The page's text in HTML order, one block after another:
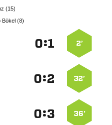


2’
:
32’
:
36’
: